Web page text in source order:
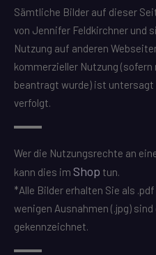
Sämtliche Bilder auf dieser
von Jennifer Feldkirchner und
Nutzung auf anderen
kommerzieller Nutzung
beantragt wurde) ist
verfolgt.
Wer die Nutzungsrechte an
kann dies im Shop tun.
*Alle Bilder erhalten Sie als
wenigen Ausnahmen (.jpg)
gekennzeichnet.